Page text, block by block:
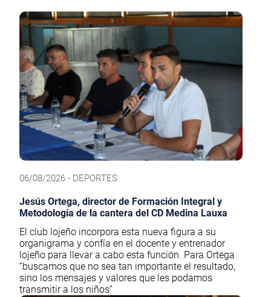
06/08/2026 - DEPORTES
Jesús Ortega, director de Formación Integral y
Metodología de la cantera del CD Medina Lauxa
El club lojeño incorpora esta nueva figura a su
organigrama y confía en el docente y entrenador
lojeño para llevar a cabo esta función. Para Ortega
“buscamos que no sea tan importante el resultado,
sino los mensajes y valores que les podamos
transmitir a los niños”